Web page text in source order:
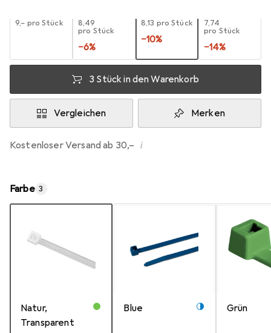
EUR
9,– pro Stück
EUR
8,49
pro Stück
−6%
EUR
8,13 pro Stück
−10%
EUR
7,74
pro Stück
−14%
3 Stück in den Warenkorb
Vergleichen Merken
Kostenloser Versand ab 30,– i
Farbe 3
Natur,
Transparent
Blue Grün